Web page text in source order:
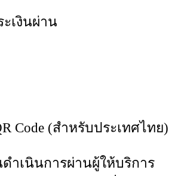
เงินผ่าน
Code (สำหรับประเทศไทย)
ดำเนินการผ่านผู้ให้บริการ